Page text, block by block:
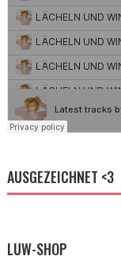
AUSGEZEICHNET <3
LUW-SHOP